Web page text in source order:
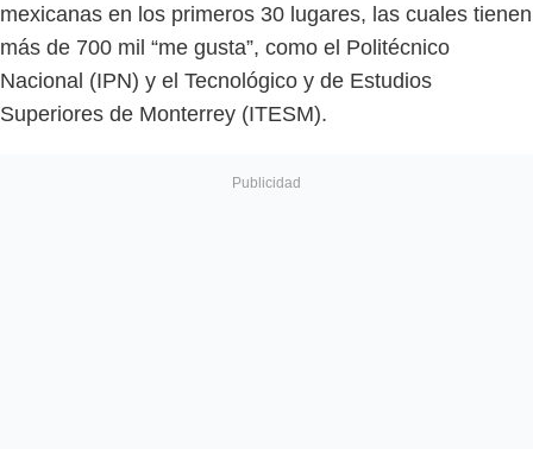
mexicanas en los primeros 30 lugares, las cuales tienen
más de 700 mil “me gusta”, como el Politécnico
Nacional (IPN) y el Tecnológico y de Estudios
Superiores de Monterrey (ITESM).